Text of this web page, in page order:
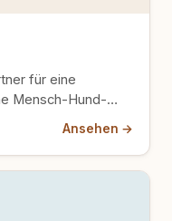
für eine
Mensch-Hund-
Ansehen →